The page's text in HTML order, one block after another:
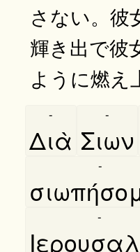
さない。彼
輝き出で彼
ように燃え
Διὰ
-
Σιων
-
-
-